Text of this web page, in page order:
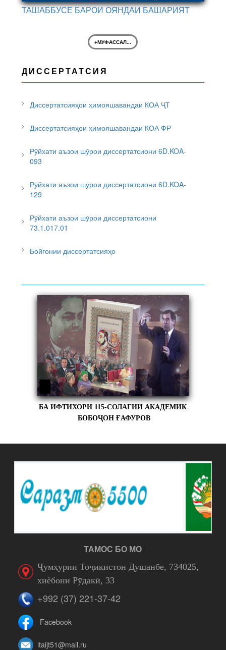
ТАШАББУСЕ БАРОИ ОЯНДАИ БАШАРИЯТ
+МУФАССАЛ...
ДИССЕРТАТСИЯ
Диссертатсияҳои ҳимояшавандаи КОА ҶТ
Диссертатсияҳои ҳимояшавандаи КОА ФР
Рӯйхати аъзои шӯрои диссертатсиони 6D.KOA-
093
Рӯйхати аъзои шӯрои диссертатсиони 6D.KOA-
129
Рӯйхати аъзои шӯрои диссертатсиони
73.1.017.01
Бойгонии диссертатсияҳо
БА ИФТИХОРИ 115-СОЛАГИИ АКАДЕМИК
БОБОҶОН ҒАФУРОВ
ТАМОС БО МО
Ҷумҳурии Тоҷикистон Душанбе, 734025,
хиёбони Рӯдакӣ, 33
+992 (37) 221-37-42
Facebook
itaijt51@mail.ru